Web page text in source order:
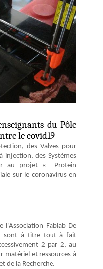
du Pôle
le covid19
des Valves pour
injection, des Systèmes
au projet « Protein
sur le coronavirus en
l'Association Fablab De
sont à titre tout à fait
2 par 2, au
matériel et ressources à
de la Recherche.